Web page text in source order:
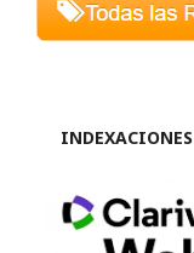
INDEXACIONES